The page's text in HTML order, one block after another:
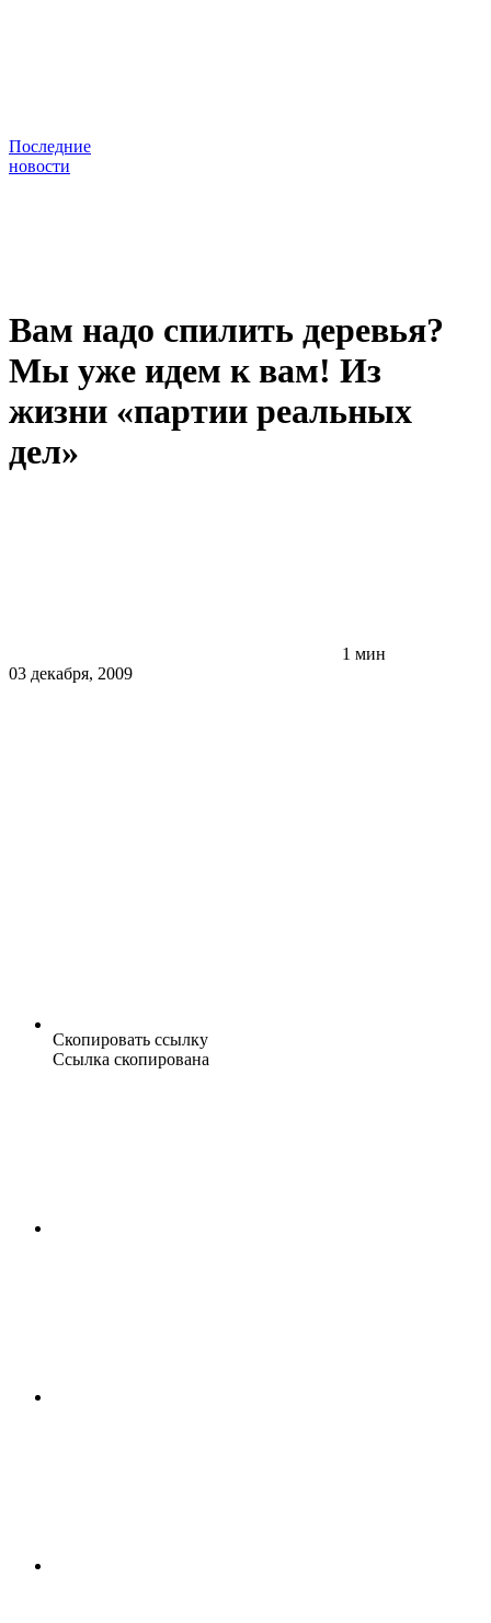
Последние
новости
Вам надо спилить деревья?
Мы уже идем к вам! Из
жизни «партии реальных
дел»
1 мин
03 декабря, 2009
Скопировать ссылку
Ссылка скопирована